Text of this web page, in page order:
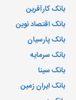
بانک کارآفرین
بانک اقتصاد نوین
بانک پارسیان
بانک سرمایه
بانک سینا
بانک ایران زمین